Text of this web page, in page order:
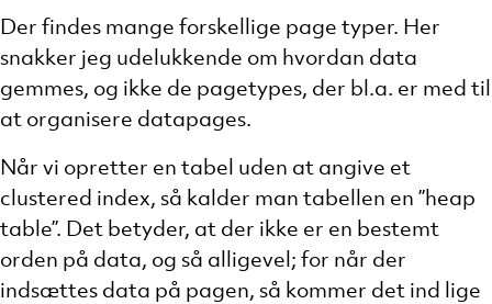
Der findes mange forskellige page typer. Her
snakker jeg udelukkende om hvordan data
gemmes, og ikke de pagetypes, der bl.a. er med til
at organisere datapages.
Når vi opretter en tabel uden at angive et
clustered index, så kalder man tabellen en ”heap
table”. Det betyder, at der ikke er en bestemt
orden på data, og så alligevel; for når der
indsættes data på pagen, så kommer det ind lige